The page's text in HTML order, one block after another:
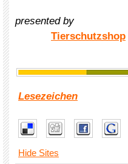
presented by
Tierschutzshop
Lesezeichen
Hide Sites